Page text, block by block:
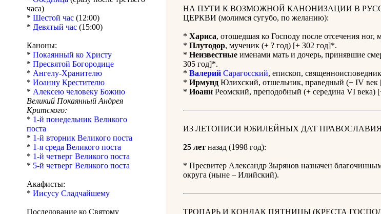
часа)
* Шестой час (12:00)
* Девятый час (15:00)
Каноны:
* Покаянный ко Христу
* Пресвятой Богородице
* Ангелу-Хранителю
* Иоанну Крестителю
* Алексею человеку Божию
Великий Покаянный Андрея
Критского:
* 1-й понедельник Великого
поста
* 1-й вторник Великого поста
* 1-я среда Великого поста
* 1-й четверг Великого поста
* 5-й четверг Великого поста
Акафисты:
* Иисусу Сладчайшему
Последование ко Святому
НА ПУТИ К ВОЗМОЖНОЙ КАНОНИЗАЦИИ В
ЦЕРКВИ (молимся сугубо, по желанию):
* Хариса, отошедшая ко Господу после отсечения
* Плутодор, мученик (+ ? год) [+ 302 год]*.
* Неизвестные именами мать и дочерь, принявшие
305 год]*.
* Валерий Сарагосский, епископ,
* Ирмунд Юлихский, отшельник, праведный (+ IV век
* Иоанн Реомский, преподобный (+ середина VI века)
ИЗ ЛЕТОПИСИ ЮБИЛЕЙНЫХ ДАТ ПРАВОСЛАВИЯ
25 лет назад (1998 год):
* Пресвитер Александр Зырянов назначен
округа (ныне – Илийский).
ТРОПАРЬ И КОНДАК ПЯТНИЦЫ (КРЕСТА